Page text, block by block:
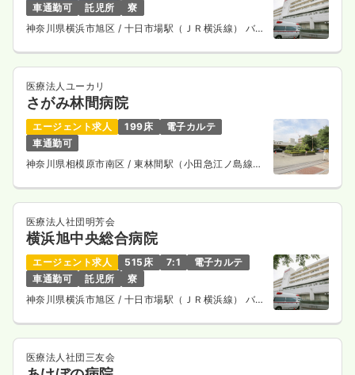
車通勤可
託児所
寮
神奈川県横浜市旭区 / 十日市場駅（ＪＲ横浜線） バス
医療法人ユーカリ
さがみ林間病院
エージェント求人 199床
電子カルテ
車通勤可
神奈川県相模原市南区 / 東林間駅（小田急江ノ島線）
医療法人社団明芳会
横浜旭中央総合病院
エージェント求人 515床 7:1
電子カルテ
車通勤可
託児所
寮
神奈川県横浜市旭区 / 十日市場駅（ＪＲ横浜線） バス
医療法人社団三友会